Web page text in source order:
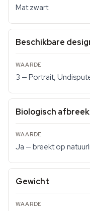
Mat zwart
Beschikbare
3 — Portrait,
Biologisch
Ja — breekt op
Gewicht